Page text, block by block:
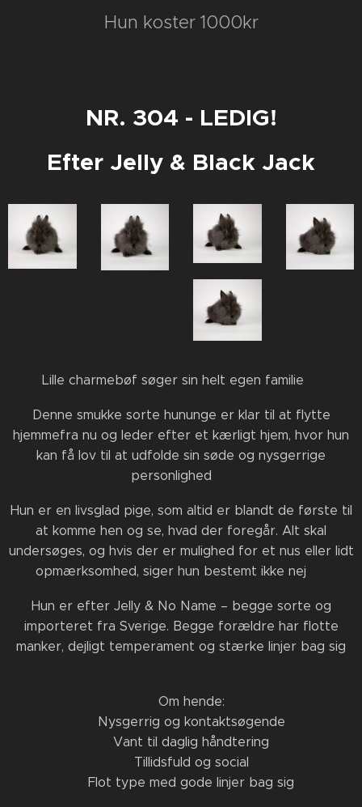
Hun koster 1000kr
NR. 304 - LEDIG!
Efter Jelly & Black Jack
🖤 Lille charmebøf søger sin helt egen familie 🐰🏡
Denne smukke sorte hununge er klar til at flytte
hjemmefra nu og leder efter et kærligt hjem, hvor hun
kan få lov til at udfolde sin søde og nysgerrige
personlighed ❤️
Hun er en livsglad pige, som altid er blandt de første til
at komme hen og se, hvad der foregår. Alt skal
undersøges, og hvis der er mulighed for et nus eller lidt
opmærksomhed, siger hun bestemt ikke nej 🥰
Hun er efter Jelly & No Name – begge sorte og
importeret fra Sverige. Begge forældre har flotte
manker, dejligt temperament og stærke linjer bag sig
✨ Om hende:
✔ Nysgerrig og kontaktsøgende
✔ Vant til daglig håndtering
✔ Tillidsfuld og social
✔ Flot type med gode linjer bag sig